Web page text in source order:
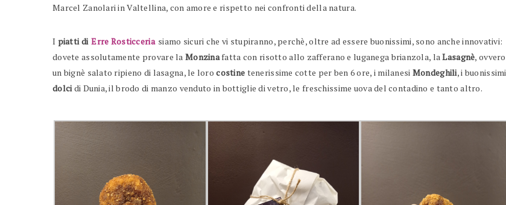
Marcel Zanolari in Valtellina, con amore e rispetto nei confronti della natura.
I piatti di Erre Rosticceria siamo sicuri che vi stupiranno, perchè, oltre ad essere buonissimi, sono anche innovativi:
dovete assolutamente provare la Monzinafatta con risotto allo zafferano e luganega brianzola, laLasagnè, ovvero
un bignè salato ripieno di lasagna, le lorocostine tenerissime cotte per ben 6 ore, i milanesi Mondeghili, i buonissimi
dolci di Dunia, il brodo di manzo venduto in bottiglie di vetro, le freschissime uova del contadino e tanto altro.